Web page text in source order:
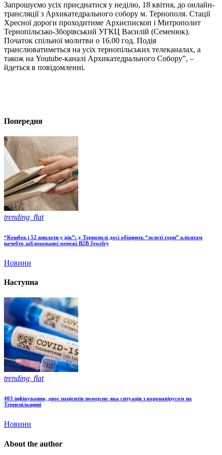
Запрошуємо усіх приєднатися у неділю, 18 квітня, до онлайн-
трансляції з Архикатедрального собору м. Тернополя. Стації
Хресної дороги проходитиме Архиєпископ і Митрополит
Тернопільсько-Зборівський УГКЦ Василій (Семенюк).
Початок спільної молитви о 16.00 год. Подія
транслюватиметься на усіх тернопільських телеканалах, а
також на Youtube-каналі Архикатедрального Собору”, –
йдеться в повідомленні.
Попередня
trending_flat
“Кешбек і 52 виплати у рік”: у Тернополі досі обіцяють “золоті гори” клієнтам
начебто заблокованої мережі В2В Jewelry
Новини
Наступна
trending_flat
403 інфікування, двоє пацієнтів померли: яка ситуація з коронавірусом на
Тернопільщині
Новини
About the author